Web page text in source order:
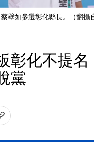
壁如參選彰化縣長。（翻攝
彰化不提
黨